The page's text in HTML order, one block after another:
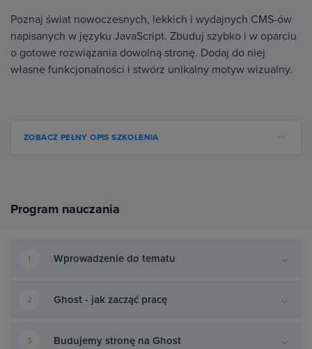
Poznaj świat nowoczesnych, lekkich i wydajnych CMS-ów
napisanych w języku JavaScript. Zbuduj szybko i w oparciu
o gotowe rozwiązania dowolną stronę. Dodaj do niej
własne funkcjonalności i stwórz unikalny motyw wizualny.
ZOBACZ PEŁNY OPIS SZKOLENIA
Program nauczania
1 Wprowadzenie do tematu
2 Ghost - jak zacząć pracę
3 Budujemy stronę na Ghost